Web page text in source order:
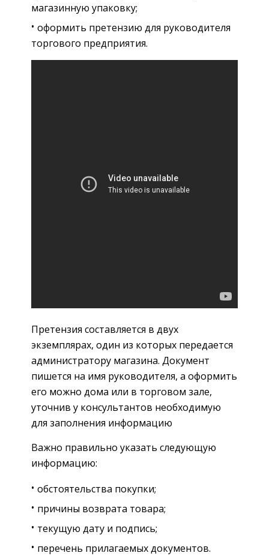
магазинную упаковку;
оформить претензию для руководителя
торгового предприятия.
Претензия составляется в двух
экземплярах, один из которых передается
администратору магазина. Документ
пишется на имя руководителя, а оформить
его можно дома или в торговом зале,
уточнив у консультантов необходимую
для заполнения информацию
Важно правильно указать следующую
информацию:
обстоятельства покупки;
причины возврата товара;
текущую дату и подпись;
перечень прилагаемых документов.